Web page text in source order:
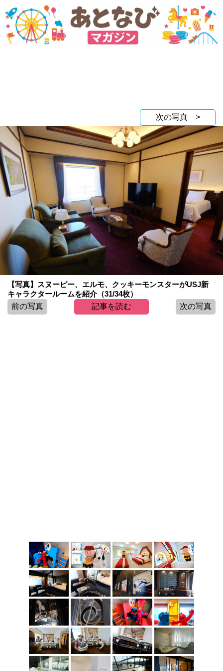
次の写真 >
【写真】スヌーピー、エルモ、クッキーモンスターがUSJ新
キャラクタールームを紹介（31/34枚）
前の写真
記事を読む 次の写真